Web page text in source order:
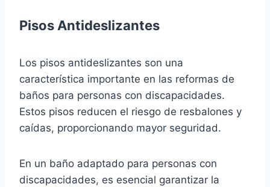
Pisos Antideslizantes
Los pisos antideslizantes son una
característica importante en las reformas de
baños para personas con discapacidades.
Estos pisos reducen el riesgo de resbalones y
caídas, proporcionando mayor seguridad.
En un baño adaptado para personas con
discapacidades, es esencial garantizar la